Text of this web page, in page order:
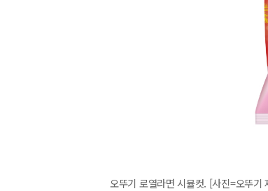
오뚜기 로열라면 시뮬컷. [사진=오뚜기